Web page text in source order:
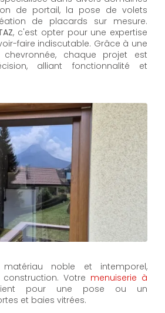
de portail, la pose de volets
de placards sur mesure.
, c'est opter pour une expertise
faire indiscutable. Grâce à une
chevronnée, chaque projet est
alliant fonctionnalité et
noble et intemporel,
Votre menuiserie à
pour une pose ou un
et baies vitrées.